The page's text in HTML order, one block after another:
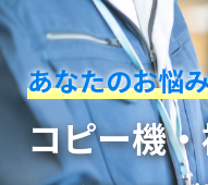
あなたのお悩
コピー機